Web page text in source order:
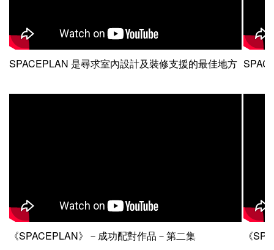
SPACEPLAN 是尋求室內設計及裝修支援的最佳地方
《SPACEPLAN》－成功配對作品－第二集 《